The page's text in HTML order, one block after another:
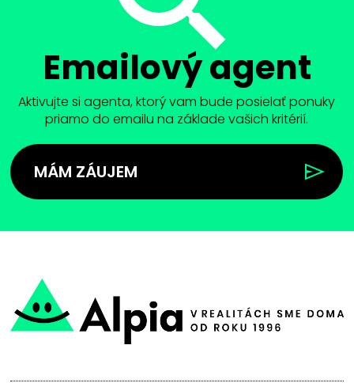
Emailový agent
Aktivujte si agenta, ktorý vam bude posielať ponuky
priamo do emailu na základe vašich kritérií.
MÁM ZÁUJEM